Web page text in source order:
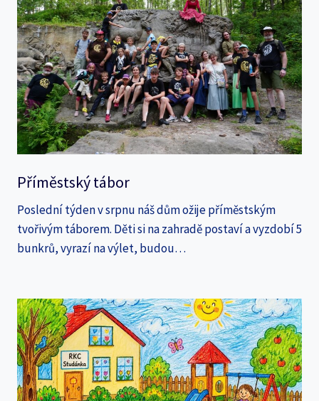
Příměstský tábor
Poslední týden v srpnu náš dům ožije příměstským
tvořivým táborem. Děti si na zahradě postaví a vyzdobí 5
bunkrů, vyrazí na výlet, budou…